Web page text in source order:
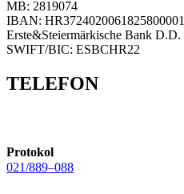
MB: 2819074
IBAN: HR3724020061825800001
Erste&Steiermärkische Bank D.D.
SWIFT/BIC: ESBCHR22
TELEFON
Protokol
021/889–088